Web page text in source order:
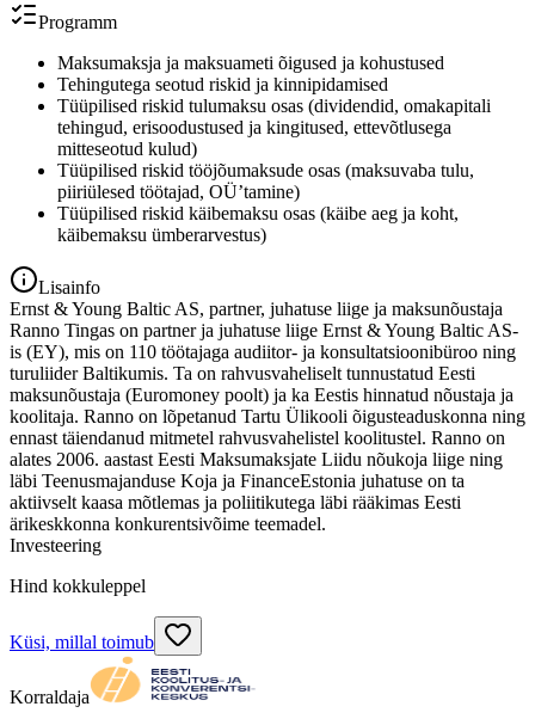
Programm
Maksumaksja ja maksuameti õigused ja kohustused
Tehingutega seotud riskid ja kinnipidamised
Tüüpilised riskid tulumaksu osas (dividendid, omakapitali
tehingud, erisoodustused ja kingitused, ettevõtlusega
mitteseotud kulud)
Tüüpilised riskid tööjõumaksude osas (maksuvaba tulu,
piiriülesed töötajad, OÜ’tamine)
Tüüpilised riskid käibemaksu osas (käibe aeg ja koht,
käibemaksu ümberarvestus)
Lisainfo
Ernst & Young Baltic AS, partner, juhatuse liige ja maksunõustaja
Ranno Tingas on partner ja juhatuse liige Ernst & Young Baltic AS-
is (EY), mis on 110 töötajaga audiitor- ja konsultatsioonibüroo ning
turuliider Baltikumis. Ta on rahvusvaheliselt tunnustatud Eesti
maksunõustaja (Euromoney poolt) ja ka Eestis hinnatud nõustaja ja
koolitaja. Ranno on lõpetanud Tartu Ülikooli õigusteaduskonna ning
ennast täiendanud mitmetel rahvusvahelistel koolitustel. Ranno on
alates 2006. aastast Eesti Maksumaksjate Liidu nõukoja liige ning
läbi Teenusmajanduse Koja ja FinanceEstonia juhatuse on ta
aktiivselt kaasa mõtlemas ja poliitikutega läbi rääkimas Eesti
ärikeskkonna konkurentsivõime teemadel.
Investeering
Hind kokkuleppel
Küsi, millal toimub
Korraldaja